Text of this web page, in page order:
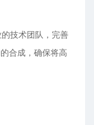
技术团队，完善
合成，确保将高